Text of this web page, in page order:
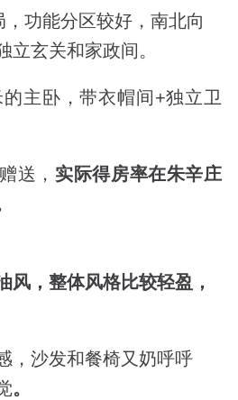
功能分区较好，南北向
立玄关和家政间。
主卧，带衣帽间+独立卫
送， 实际得房率在朱辛庄
风， 整体风格比较轻盈，
，沙发和餐椅又奶呼呼
。